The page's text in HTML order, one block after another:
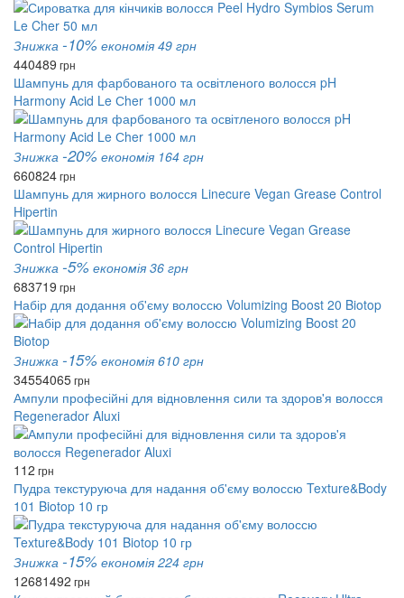
Знижка -10% економія 49 грн
440489 грн
Шампунь для фарбованого та освітленого волосся pH
Harmony Acid Le Сher 1000 мл
Знижка -20% економія 164 грн
660824грн
Шампунь для жирного волосся Linecure Vegan Grease Control
Hipertin
Знижка -5% економія 36 грн
683719 грн
Набір для додання об'єму волоссю Volumizing Boost 20 Biotop
Знижка -15% економія 610 грн
34554065грн
Ампули професійні для відновлення сили та здоров'я волосся
Regenerador Aluxi
112 грн
Пудра текстуруюча для надання об'єму волоссю Texture&Body
101 Biotop 10 гр
Знижка -15% економія 224 грн
12681492 грн